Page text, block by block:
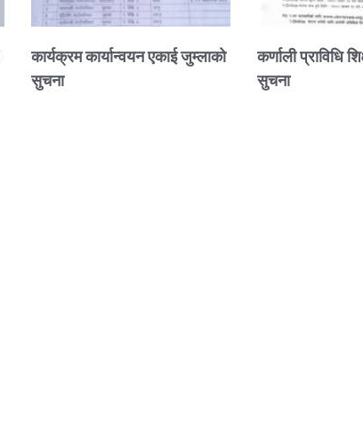
कार्यक्रम कार्यान्वयन एकाई जुम्लाको
सुचना
कर्णाली प्राविधि
सुचना